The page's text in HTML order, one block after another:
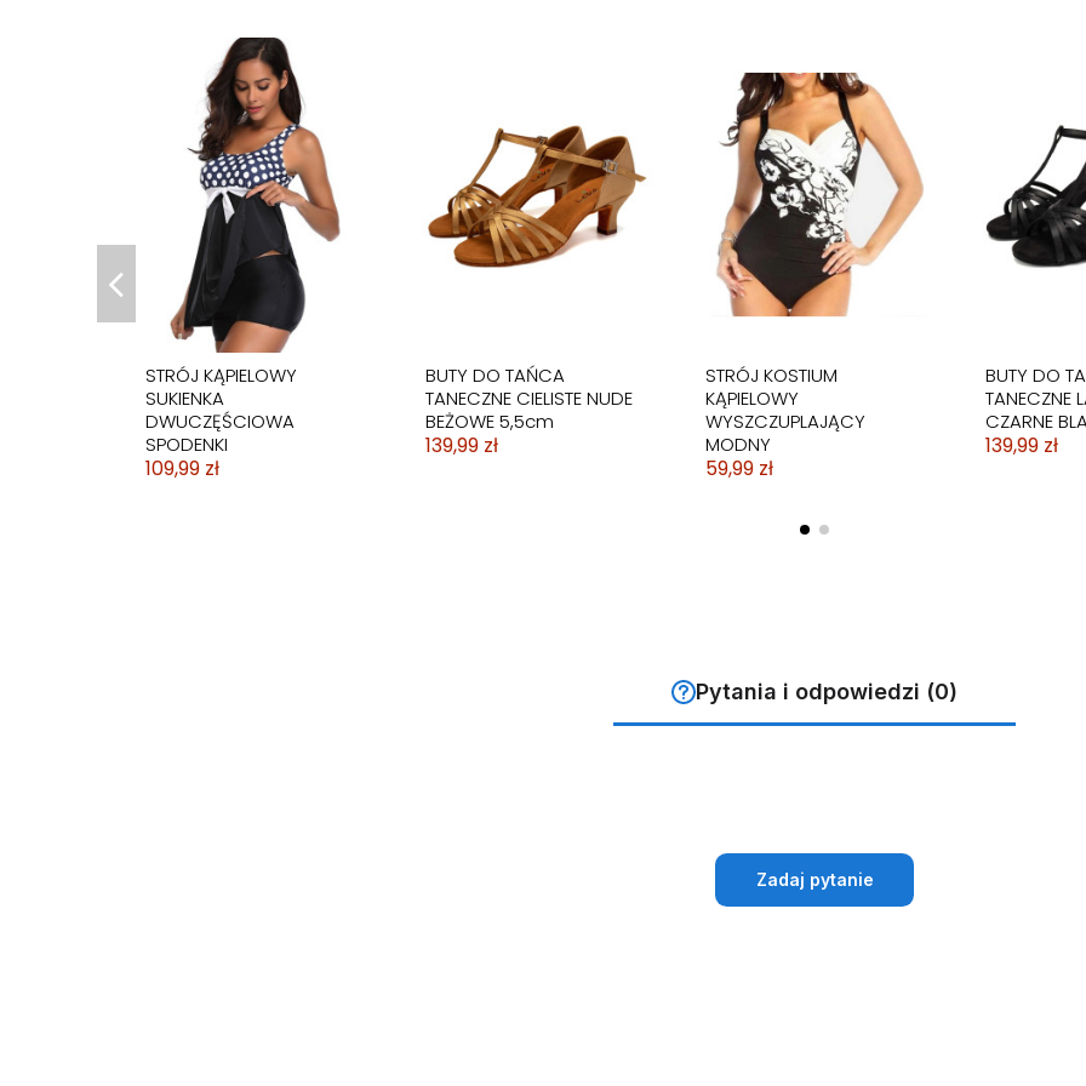
BIKINI STRÓJ KĄPIELOWY
WYSOKI STAN HISZPANKA
79,99 zł
BIKINI STRÓJ KĄPIELOWY
SPÓDNICZKA CZARNY
89,99 zł
BIKINI STRÓJ KĄPIELOWY
PASKI MARYNARSKI
59,99 zł
BIKINI
CZARNO
59,99 zł
BIKINI STRÓJ KĄPIELOWY
CUKIERKOWY PASTELOWY
59,99 zł
BIKINI STRÓJ KĄPIELOWY
PASKI RETRO KOBIECY
59,99 zł
STRÓJ KĄPIELOWY
SUKIENKA
DWUCZĘŚCIOWA
SPODENKI
109,99 zł
STRÓJ
SUKIENKA
STRÓJ KĄPIELOWY
SUKIENKA
DWUCZĘŚCIOWA
SPODENKI
109,99 zł
STRÓJ KĄPIELOWY
SUKIENKA
DWUCZĘŚCIOWA
SPODENKI
109,99 zł
BUTY DO TAŃCA
TANECZNE CIELISTE NUDE
BEŻOWE 5,5cm
139,99 zł
STRÓJ KOSTIUM
KĄPIELOWY
WYSZCZUPLAJĄCY
MODNY
59,99 zł
BUTY DO
TANECZNE
CZARNE
139,99 zł
STRÓJ KOSTIUM
KĄPIELOWY
Pytania i odpowiedzi (0)
Zadaj pytanie